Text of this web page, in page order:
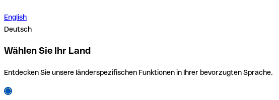
English
Deutsch
Wählen Sie Ihr Land
Entdecken Sie unsere länderspezifischen Funktionen in Ihrer bevorzugten Sprache.